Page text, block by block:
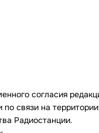
согласия
связи на
Радиостанции.